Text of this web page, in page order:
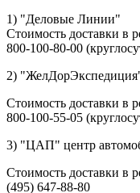
1) "Деловые Линии"
Стоимость доставки в
800-100-80-00
2)
Стоимость доставки в
800-100-55-05
3) "ЦАП" центр
Стоимость доставки в
(495) 647-88-80